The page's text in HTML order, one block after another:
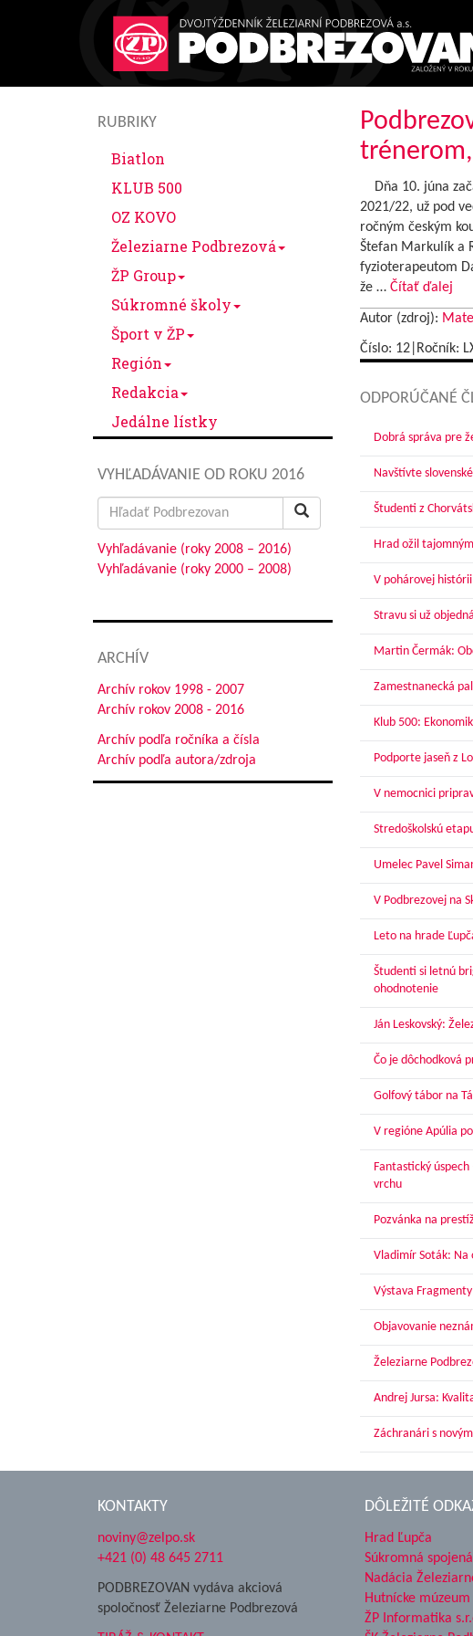
RUBRIKY
Biatlon
KLUB 500
OZ KOVO
Železiarne Podbrezová
ŽP Group
Súkromné školy
Šport v ŽP
Región
Redakcia
Jedálne lístky
VYHĽADÁVANIE OD ROKU 2016
Search
for:
Vyhľadávanie (roky 2008 – 2016)
Vyhľadávanie (roky 2000 – 2008)
ARCHÍV
Archív rokov 1998 - 2007
Archív rokov 2008 - 2016
Archív podľa ročníka a čísla
Archív podľa autora/zdroja
Dňa 10. júna
2021/22, už pod
ročným českým
Štefan Markulík a
fyzioterapeutom
že … Čítať ďalej
Autor (zdroj):
Číslo: 12|Ročník:
ODPORÚČANÉ
Dobrá správa pre
Navštívte
Študenti z
Hrad ožil
V pohárovej
Stravu si už
Martin Čermák:
Zamestnanecká
Klub 500:
Podporte jaseň z
V nemocnici
Stredoškolskú
Umelec Pavel
V Podbrezovej na
Leto na hrade
Študenti si letnú
ohodnotenie
Ján Leskovský:
Čo je dôchodková
Golfový tábor na
V regióne Apúlia
Fantastický
vrchu
Pozvánka na
Vladimír Soták: Na
Výstava
Objavovanie
Železiarne
Andrej Jursa:
Záchranári s
KONTAKTY
noviny@zelpo.sk
+421 (0) 48 645 2711
PODBREZOVAN vydáva akciová
spoločnosť Železiarne Podbrezová
DÔLEŽITÉ
Hrad Ľupča
Súkromná
Nadácia
Hutnícke múzeum
ŽP Informatika